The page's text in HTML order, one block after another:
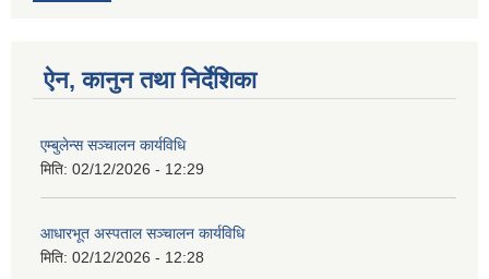
ऐन, कानुन तथा निर्देशिका
एम्बुलेन्स सञ्चालन कार्यविधि
मिति: 02/12/2026 - 12:29
आधारभूत अस्पताल सञ्चालन कार्यविधि
मिति: 02/12/2026 - 12:28